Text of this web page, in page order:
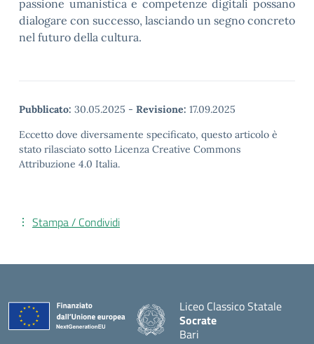
passione umanistica e competenze digitali possano
dialogare con successo, lasciando un segno concreto
nel futuro della cultura.
Pubblicato: 30.05.2025 - Revisione: 17.09.2025
Eccetto dove diversamente specificato, questo articolo è
stato rilasciato sotto Licenza Creative Commons
Attribuzione 4.0 Italia.
Stampa / Condividi
Liceo Classico Statale
Socrate
Bari